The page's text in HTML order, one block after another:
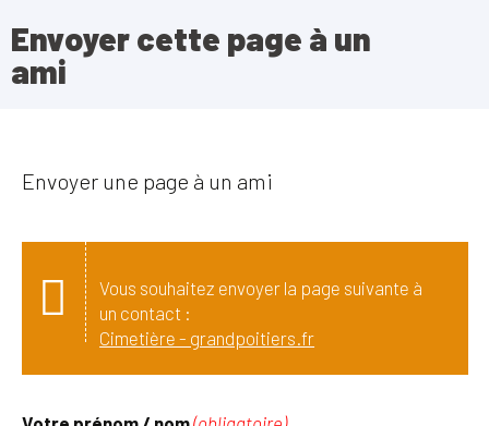
Envoyer cette page à un
ami
Envoyer une page à un ami
Vous souhaitez envoyer la page suivante à
un contact :
Cimetière - grandpoitiers.fr